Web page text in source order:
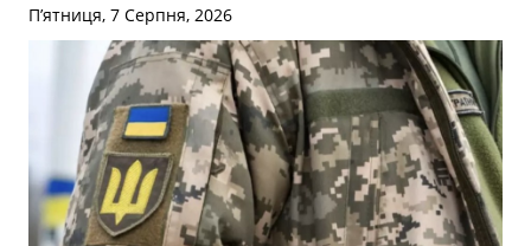
П’ятниця, 7 Серпня, 2026